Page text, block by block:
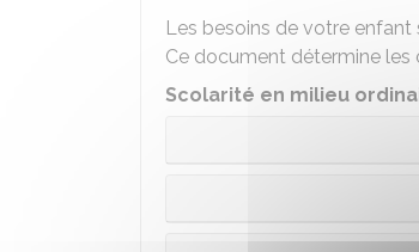
Les besoins de votre enfant
Ce document détermine les
Scolarité en milieu